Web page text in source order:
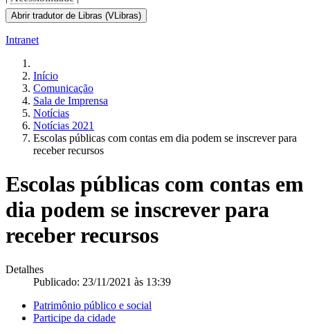
Abrir tradutor de Libras (VLibras)
Intranet
Início
Comunicação
Sala de Imprensa
Notícias
Notícias 2021
Escolas públicas com contas em dia podem se inscrever para
receber recursos
Escolas públicas com contas em
dia podem se inscrever para
receber recursos
Detalhes
Publicado: 23/11/2021 às 13:39
Patrimônio público e social
Participe da cidade